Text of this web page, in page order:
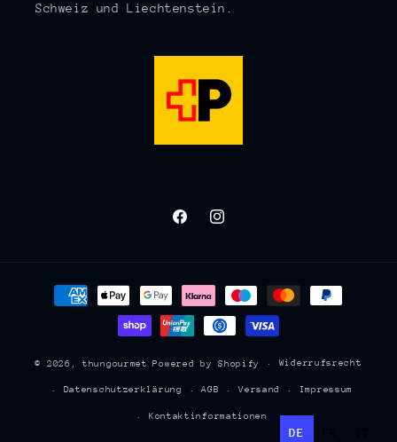
Schweiz und Liechtenstein.
FacebookInstagram
Zahlungsmethoden
© 2026,thungourmet Powered by Shopify Widerrufsrecht
Datenschutzerklärung AGB Versand Impressum
Kontaktinformationen
DE